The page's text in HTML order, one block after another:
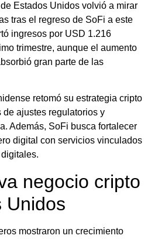
Estados Unidos volvió a mirar
tras el regreso de SoFi a este
ingresos por USD 1.216
trimestre, aunque el aumento
gran parte de las
retomó su estrategia cripto
de ajustes regulatorios y
Además, SoFi busca fortalecer
digital con servicios vinculados
negocio cripto
Unidos
mostraron un crecimiento